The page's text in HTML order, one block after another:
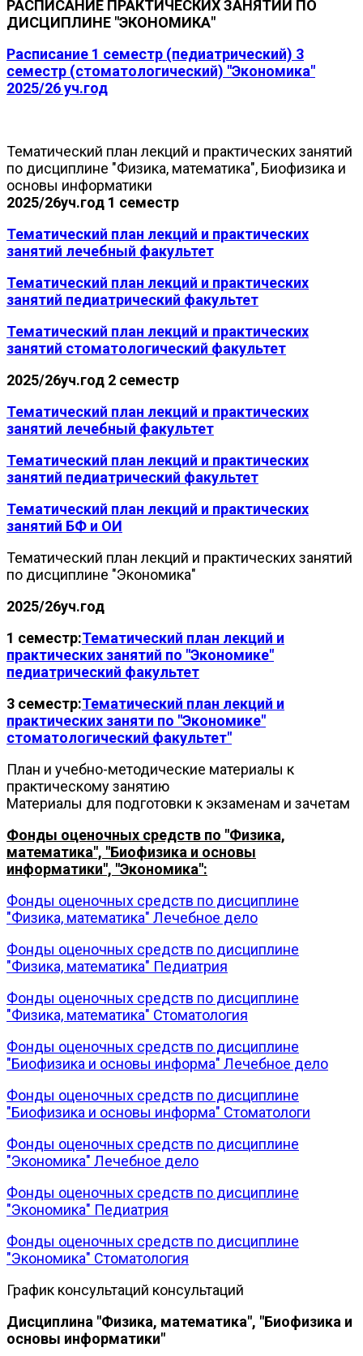
РАСПИСАНИЕ ПРАКТИЧЕСКИХ ЗАНЯТИЙ ПО
ДИСЦИПЛИНЕ "ЭКОНОМИКА"
Расписание 1 семестр (педиатрический) 3
семестр (стоматологический) "Экономика"
2025/26 уч.год
Тематический план лекций и практических занятий
по дисциплине "Физика, математика", Биофизика и
основы информатики
2025/26уч.год 1 семестр
Тематический план лекций и практических
занятий лечебный факультет
Тематический план лекций и практических
занятий педиатрический факультет
Тематический план лекций и практических
занятий стоматологический факультет
2025/26уч.год 2 семестр
Тематический план лекций и практических
занятий лечебный факультет
Тематический план лекций и практических
занятий педиатрический факультет
Тематический план лекций и практических
занятий БФ и ОИ
Тематический план лекций и практических занятий
по дисциплине "Экономика"
2025/26уч.год
1 семестр:Тематический план лекций и
практических занятий по "Экономике"
педиатрический факультет
3 семестр:Тематический план лекций и
практических заняти по "Экономике"
стоматологический факультет"
План и учебно-методические материалы к
практическому занятию
Материалы для подготовки к экзаменам и зачетам
Фонды оценочных средств по "Физика,
математика", "Биофизика и основы
информатики", "Экономика":
Фонды оценочных средств по дисциплине
"Физика, математика" Лечебное дело
Фонды оценочных средств по дисциплине
"Физика, математика" Педиатрия
Фонды оценочных средств по дисциплине
"Физика, математика" Стоматология
Фонды оценочных средств по дисциплине
"Биофизика и основы информа" Лечебное дело
Фонды оценочных средств по дисциплине
"Биофизика и основы информа" Стоматологи
Фонды оценочных средств по дисциплине
"Экономика" Лечебное дело
Фонды оценочных средств по дисциплине
"Экономика" Педиатрия
Фонды оценочных средств по дисциплине
"Экономика" Стоматология
График консультаций консультаций
Дисциплина "Физика, математика", "Биофизика и
основы информатики"